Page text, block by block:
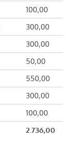
100,00
300,00
300,00
50,00
550,00
300,00
100,00
2.736,00